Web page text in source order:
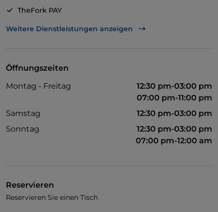
TheFork PAY
UnionPay über TheFork PAY
Behindertengerechtes Badezimmer
WLAN
Weitere Dienstleistungen anzeigen
Öffnungszeiten
Montag - Freitag
12:30 pm-03:00 pm
07:00 pm-11:00 pm
Samstag
12:30 pm-03:00 pm
Sonntag
12:30 pm-03:00 pm
07:00 pm-12:00 am
Reservieren
Reservieren Sie einen Tisch